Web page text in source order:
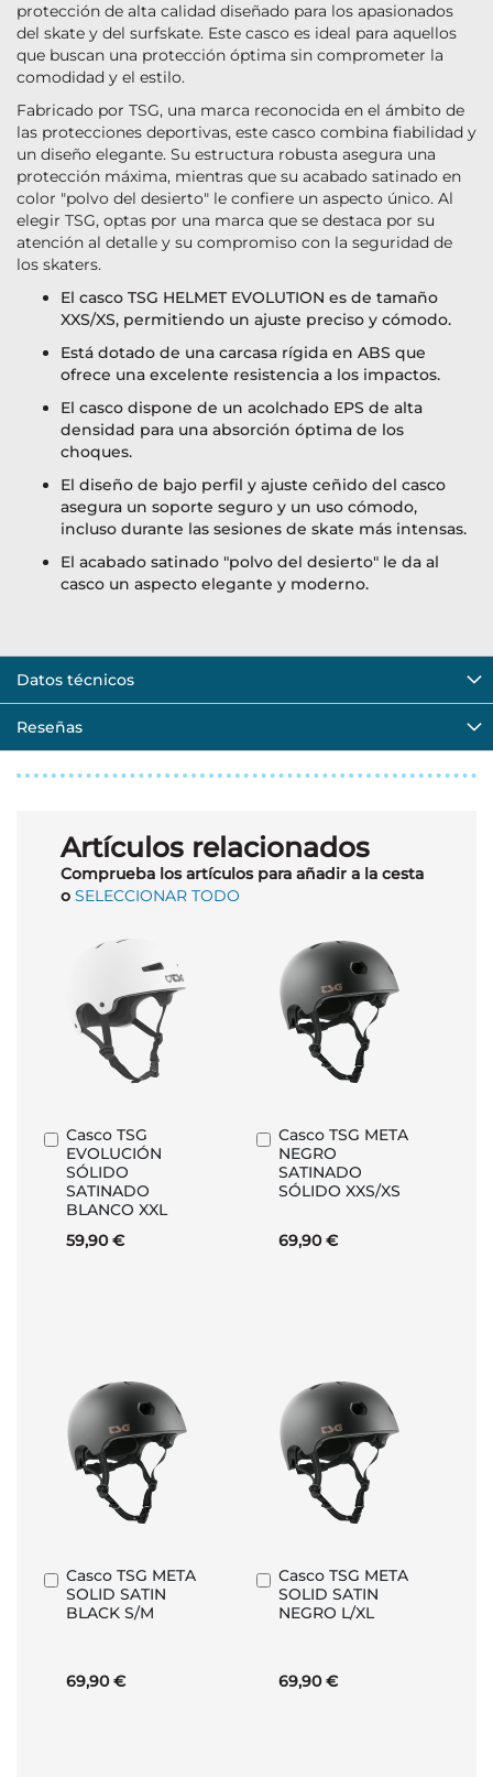
protección de alta calidad diseñado para los apasionados
del skate y del surfskate. Este casco es ideal para aquellos
que buscan una protección óptima sin comprometer la
comodidad y el estilo.
Fabricado por TSG, una marca reconocida en el ámbito de
las protecciones deportivas, este casco combina fiabilidad y
un diseño elegante. Su estructura robusta asegura una
protección máxima, mientras que su acabado satinado en
color "polvo del desierto" le confiere un aspecto único. Al
elegir TSG, optas por una marca que se destaca por su
atención al detalle y su compromiso con la seguridad de
los skaters.
El casco TSG HELMET EVOLUTION es de tamaño
XXS/XS, permitiendo un ajuste preciso y cómodo.
Está dotado de una carcasa rígida en ABS que
ofrece una excelente resistencia a los impactos.
El casco dispone de un acolchado EPS de alta
densidad para una absorción óptima de los
choques.
El diseño de bajo perfil y ajuste ceñido del casco
asegura un soporte seguro y un uso cómodo,
incluso durante las sesiones de skate más intensas.
El acabado satinado "polvo del desierto" le da al
casco un aspecto elegante y moderno.
Datos técnicos
Reseñas
Artículos relacionados
Comprueba los artículos para añadir a la cesta
o SELECCIONAR TODO
Casco TSG
EVOLUCIÓN
SÓLIDO
SATINADO
BLANCO XXL
59,90 €
Añadir
al
carrito
Casco TSG META
NEGRO
SATINADO
SÓLIDO XXS/XS
69,90 €
Añadir
al
carrito
Casco TSG META
SOLID SATIN
BLACK S/M
69,90 €
Añadir
al
carrito
Casco TSG META
SOLID SATIN
NEGRO L/XL
69,90 €
Añadir
al
carrito